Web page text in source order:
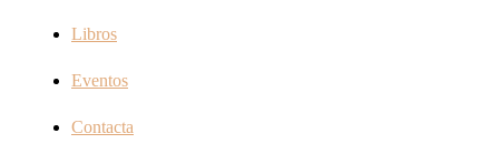
Libros
Eventos
Contacta